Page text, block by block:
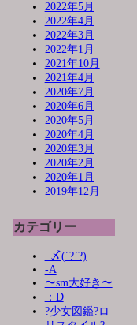
2022年5月
2022年4月
2022年3月
2022年1月
2021年10月
2021年4月
2020年7月
2020年6月
2020年5月
2020年4月
2020年3月
2020年2月
2020年1月
2019年12月
カテゴリー
_〆(´?`?)
-A
〜sm大好き〜
：D
?少女図鑑?ロ